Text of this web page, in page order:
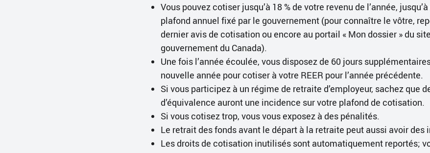
Vous pouvez cotiser jusqu’à 18 % de votre revenu de l’année,
plafond annuel fixé par le gouvernement (pour connaître le vôtre,
dernier avis de cotisation ou encore au portail « Mon dossier » du
gouvernement du Canada).
Une fois l’année écoulée, vous disposez de 60 jours
nouvelle année pour cotiser à votre REER pour l’année précédente.
Si vous participez à un régime de retraite d’employeur, sachez que
d’équivalence auront une incidence sur votre plafond de cotisation.
Si vous cotisez trop, vous vous exposez à des pénalités.
Le retrait des fonds avant le départ à la retraite peut aussi avoir des
Les droits de cotisation inutilisés sont automatiquement reportés;